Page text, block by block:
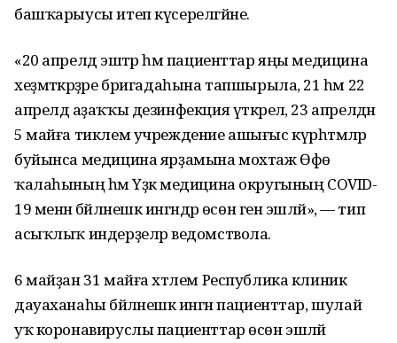
башҡарыусы итеп күсерелгәйне.
«20 апрелдә эштәр һәм пациенттар яңы медицина
хеҙмәткәрҙәре бригадаһына тапшырыла, 21 һәм 22
апрелдә аҙаҡҡы дезинфекция үткәрелә, 23 апрелдән
5 майға тиклем учреждение ашығыс күрһәтмәләр
буйынса медицина ярҙамына мохтаж Өфө
ҡалаһының һәм Үҙәк медицина округының COVID-
19 менән бәйләнешкә ингәндәр өсөн генә эшләй», — тип
асыҡлыҡ индерҙеләр ведомствола.
6 майҙан 31 майға хәтлем Республика клиник
дауаханаһы бәйләнешкә ингән пациенттар, шулай
уҡ коронавируслы пациенттар өсөн эшләй